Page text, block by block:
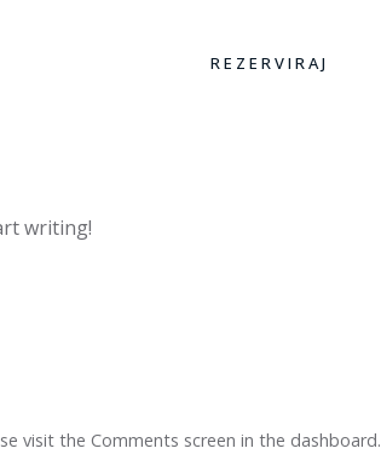
REZERVIRAJ
writing!
visit the Comments screen in the dashboard.